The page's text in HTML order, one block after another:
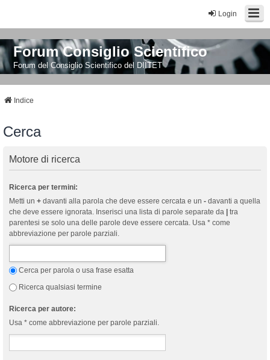
Login
Forum Consiglio Scientifico
Forum del Consiglio Scientifico del DIITET
Indice
Cerca
Motore di ricerca
Ricerca per termini:
Metti un + davanti alla parola che deve essere cercata e un - davanti a quella
che deve essere ignorata. Inserisci una lista di parole separate da
tra
parentesi se solo una delle parole deve essere cercata. Usa * come
abbreviazione per parole parziali.
Cerca per parola o usa frase esatta
Ricerca qualsiasi termine
Ricerca per autore:
Usa * come abbreviazione per parole parziali.